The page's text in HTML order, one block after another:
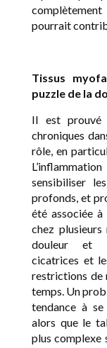
pourrait
Tissus
puzzle de la
Il est prouvé
chroniques
rôle, en
sensibiliser
profonds, et
été associée à
chez
douleur et
cicatrices et
restrictions de
temps. Un
tendance à se
alors que le
plus complexe